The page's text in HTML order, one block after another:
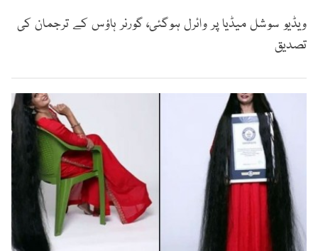
ویڈیو سوشل میڈیا پر وائرل ہوگئی، گورنر ہاؤس کے ترجمان کی
تصدیق